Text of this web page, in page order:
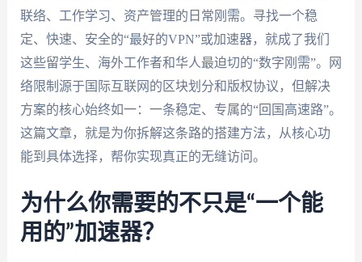
联络、工作学习、资产管理的日常刚需。寻找一个稳
定、快速、安全的“最好的VPN”或加速器，就成了我们
这些留学生、海外工作者和华人最迫切的“数字刚需”。网
络限制源于国际互联网的区块划分和版权协议，但解决
方案的核心始终如一：一条稳定、专属的“回国高速路”。
这篇文章，就是为你拆解这条路的搭建方法，从核心功
能到具体选择，帮你实现真正的无缝访问。
为什么你需要的不只是“一个能
用的”加速器？